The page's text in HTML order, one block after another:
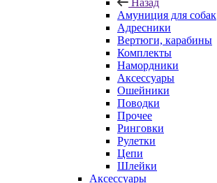
Назад
Амуниция для собак
Адресники
Вертюги, карабины
Комплекты
Намордники
Аксессуары
Ошейники
Поводки
Прочее
Ринговки
Рулетки
Цепи
Шлейки
Аксессуары